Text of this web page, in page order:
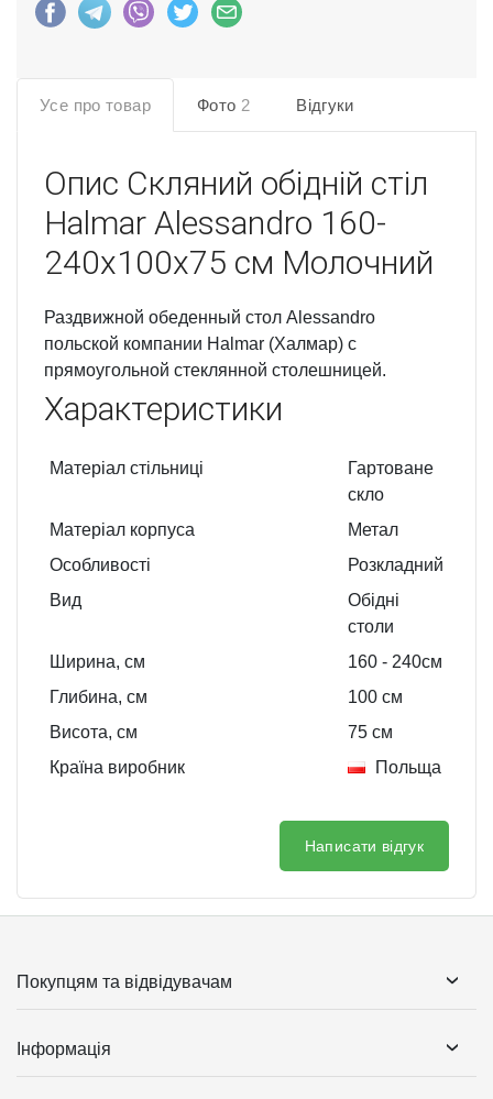
Усе про товар Фото 2 Відгуки
Опис Скляний обідній стіл
Halmar Alessandro 160-
240x100x75 см Молочний
Раздвижной обеденный стол Alessandro
польской компании Halmar (Халмар) с
прямоугольной стеклянной столешницей.
Характеристики
Матеріал стільниці
Гартоване
скло
Матеріал корпуса
Метал
Особливості
Розкладний
Вид
Обідні
столи
Ширина, см
160- 240см
Глибина, см
100 см
Висота, см
75 см
Країна виробник
Польща
Написати відгук
Покупцям та відвідувачам
Інформація